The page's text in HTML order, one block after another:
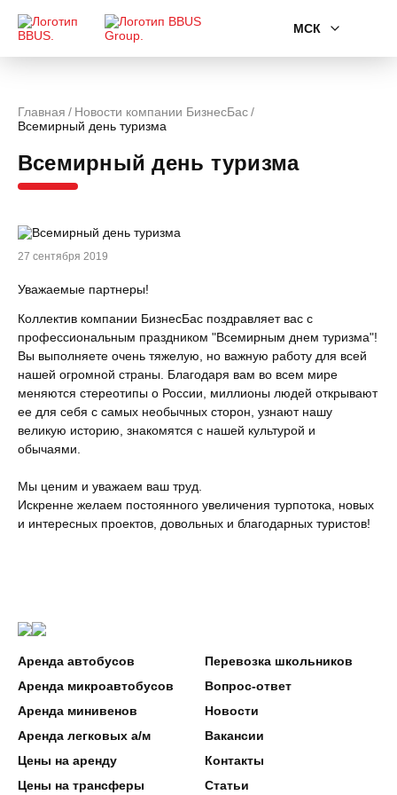
МСК
Главная
Новости компании БизнесБас
Всемирный день туризма
Всемирный день туризма
27 сентября 2019
Уважаемые партнеры!
Коллектив компании БизнесБас поздравляет вас с
профессиональным праздником "Всемирным днем туризма"!
Вы выполняете очень тяжелую, но важную работу для всей
нашей огромной страны. Благодаря вам во всем мире
меняются стереотипы о России, миллионы людей открывают
ее для себя с самых необычных сторон, узнают нашу
великую историю, знакомятся с нашей культурой и
обычаями.
Мы ценим и уважаем ваш труд.
Искренне желаем постоянного увеличения турпотока, новых
и интересных проектов, довольных и благодарных туристов!
Аренда автобусов
Аренда микроавтобусов
Аренда минивенов
Аренда легковых а/м
Цены на аренду
Цены на трансферы
Перевозка школьников
Вопрос-ответ
Новости
Вакансии
Контакты
Статьи